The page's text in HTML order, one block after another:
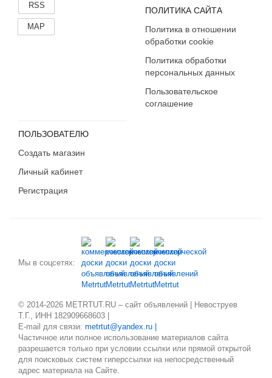
RSS
MAP
ПОЛИТИКА САЙТА
Политика в отношении
обработки cookie
Политика обработки
персональных данных
Пользовательское
соглашение
ПОЛЬЗОВАТЕЛЮ
Создать магазин
Личный кабинет
Регистрация
Мы в соцсетях:
© 2014-2026 METRTUT.RU – сайт объявлений | Невоструев
Т.Г., ИНН 182909668603 |
E-mail для связи: metrtut@yandex.ru |
Частичное или полное использование материалов сайта
разрешается только при условии ссылки или прямой открытой
для поисковых систем гиперссылки на непосредственный
адрес материала на Сайте.